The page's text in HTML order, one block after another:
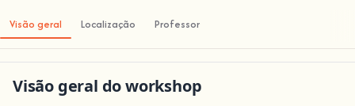
Visão geral Localização Professor
Visão geral do workshop